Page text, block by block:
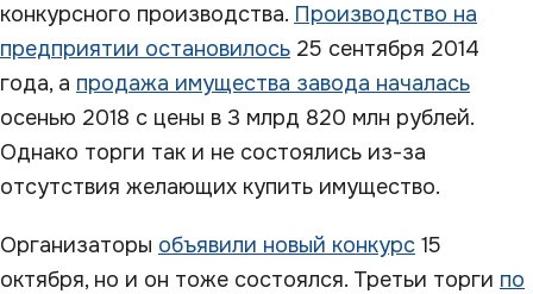
конкурсного производства. Производство на
предприятии остановилось 25 сентября 2014
года, а продажа имущества завода началась
осенью 2018 с цены в 3 млрд 820 млн рублей.
Однако торги так и не состоялись из-за
отсутствия желающих купить имущество.
Организаторы объявили новый конкурс 15
октября, но и он тоже состоялся. Третьи торги по